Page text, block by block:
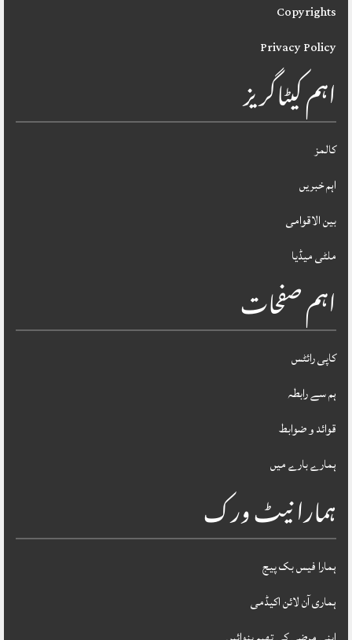
Copyrights
Privacy Policy
اہم کیٹاگریز
کالمز
اہم خبریں
بین الاقوامی
ملٹی میڈیا
اہم صفحات
کاپی رائٹس
ہم سے رابطہ
قوائد و ضوابط
ہمارے بارے میں
ہمارا نیٹ ورک
ہمارا فیس بک پیج
ہماری آن لائن اکیڈمی